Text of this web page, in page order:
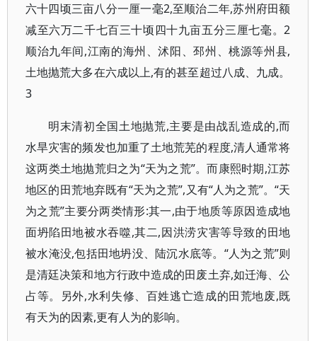
六十四顷三亩八分一厘一毫2,至顺治二年,苏州府田额
减至六万二千七百三十顷四十九亩五分三厘七毫。2
顺治九年间,江南的海州、沭阳、邳州、桃源等州县,
土地抛荒大多在六成以上,有的甚至超过八成、九成。
3
明末清初全国土地抛荒,主要是由战乱造成的,而
水旱灾害的频发也加重了土地荒芜的程度,清人通常将
这两类土地抛荒归之为“天为之荒”。而康熙时期,江苏
地区的田荒地弃既有“天为之荒”,又有“人为之荒”。“天
为之荒”主要分两类情形:其一,由于地质等原因造成地
面坍陷田地被水吞噬,其二,因洪涝灾害等导致的田地
被水淹没,包括田地坍没、陆沉水底等。“人为之荒”则
是清廷决策和地方行政中造成的田废土弃,如迁海、公
占等。另外,水利失修、百姓逃亡造成的田荒地废,既
有天为的因素,更有人为的影响。